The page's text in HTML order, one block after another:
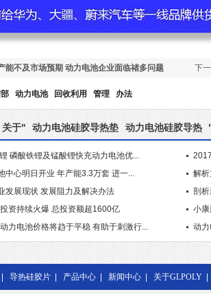
能不及市场预期 动力电池企业面临禇多问题 下一
动力电池 回收利用 管理 办法
关于" 动力电池硅胶导热垫 动力电池硅胶导热
磷酸铁锂及锰酸锂快充动力电池优...
中心明日开业 年产能3.3万套 进一...
解
发展现状 发展阻力及解决办法
剖
资持续火爆 总投资额超1600亿
小
力电池价格将趋于平稳 有助于刺激行...
动
导热硅胶片 产品中心 新闻中心 关于GLPOLY